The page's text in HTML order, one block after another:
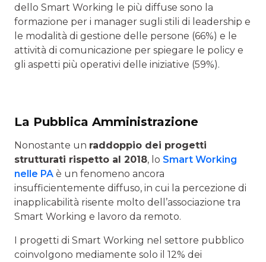
dello Smart Working le più diffuse sono la
formazione per i manager sugli stili di leadership e
le modalità di gestione delle persone (66%) e le
attività di comunicazione per spiegare le policy e
gli aspetti più operativi delle iniziative (59%).
La Pubblica Amministrazione
Nonostante un raddoppio dei progetti
strutturati rispetto al 2018, lo Smart Working
nelle PA è un fenomeno ancora
insufficientemente diffuso, in cui la percezione di
inapplicabilità risente molto dell’associazione tra
Smart Working e lavoro da remoto.
I progetti di Smart Working nel settore pubblico
coinvolgono mediamente solo il 12% dei